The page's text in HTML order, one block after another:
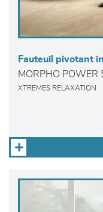
Fauteuil pivotant
MORPHO POWER
XTREMES RELAXATION